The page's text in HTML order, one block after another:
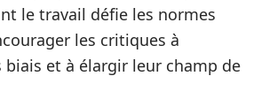
le travail défie les normes
les critiques à
biais et à élargir leur champ de